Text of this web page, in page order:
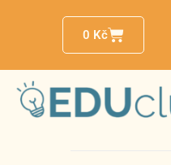
0 Kč